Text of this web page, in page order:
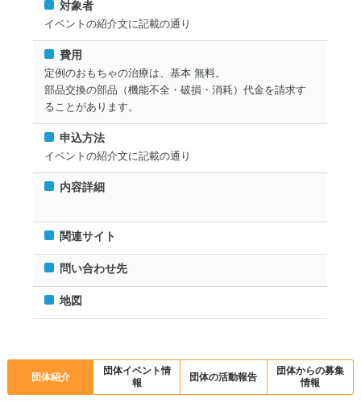
対象者
イベントの紹介文に記載の通り
費用
定例のおもちゃの治療は、基本 無料。
部品交換の部品（機能不全・破損・消耗）代金を請求す
ることがあります。
申込方法
イベントの紹介文に記載の通り
内容詳細
関連サイト
問い合わせ先
地図
団体紹介
団体イベント情
報
団体の活動報告
団体からの募集
情報